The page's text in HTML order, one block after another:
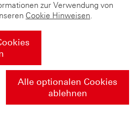
zur Verwendung von
Cookie Hinweisen.
Alle optionalen Cookies
ablehnen